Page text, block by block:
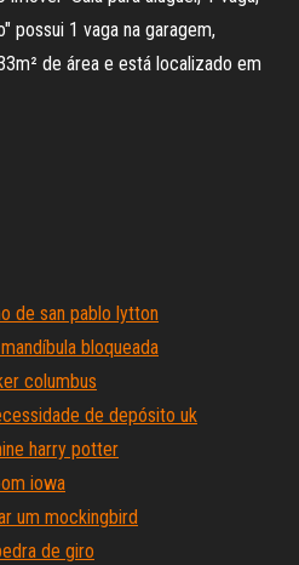
possui 1 vaga na garagem,
de área e está localizado em
de san pablo lytton
bloqueada
columbus
de depósito uk
harry potter
iowa
um mockingbird
de giro